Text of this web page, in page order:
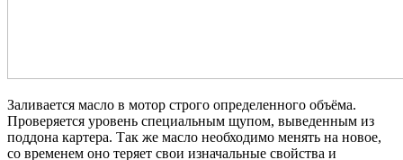
Заливается масло в мотор строго определенного объёма.
Проверяется уровень специальным щупом, выведенным из
поддона картера. Так же масло необходимо менять на новое,
со временем оно теряет свои изначальные свойства и